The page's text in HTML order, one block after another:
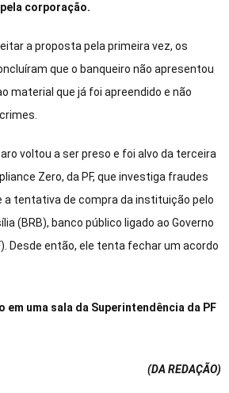
corporação.
a proposta pela primeira vez, os
que o banqueiro não apresentou
material que já foi apreendido e não
voltou a ser preso e foi alvo da terceira
Zero, da PF, que investiga fraudes
a tentativa de compra da instituição pelo
(BRB), banco público ligado ao Governo
Desde então, ele tenta fechar um acordo
em uma sala da Superintendência da PF
(DA REDAÇÃO)